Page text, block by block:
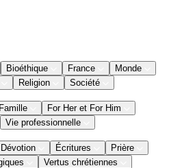
Bioéthique France
Monde
Religion Société
Famille
For Her et For Him
Vie professionnelle
Dévotion Écritures
Prière
Vertus chrétiennes